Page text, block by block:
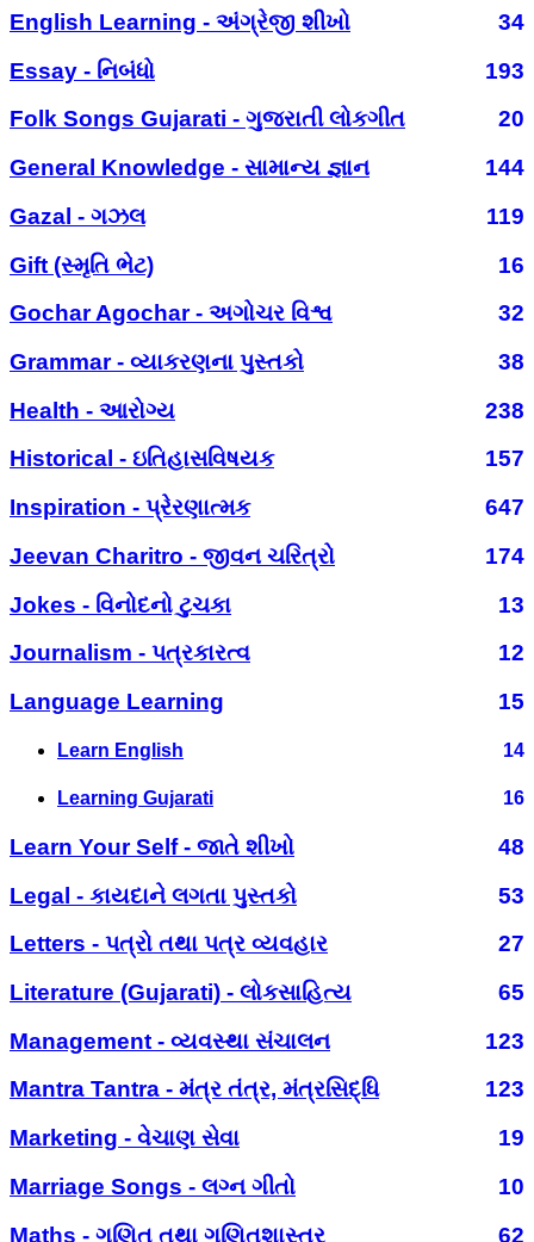
English Learning - અંગ્રેજી શીખો
34
Essay - નિબંધો
193
Folk Songs Gujarati - ગુજરાતી લોકગીત
20
General Knowledge - સામાન્ય જ્ઞાન
144
Gazal - ગઝલ
119
Gift (સ્મૃતિ ભેટ)
16
Gochar Agochar - અગોચર વિશ્વ
32
Grammar - વ્યાકરણના પુસ્તકો
38
Health - આરોગ્ય
238
Historical - ઇતિહાસવિષયક
157
Inspiration - પ્રેરણાત્મક
647
Jeevan Charitro - જીવન ચરિત્રો
174
Jokes - વિનોદનો ટુચકા
13
Journalism - પત્રકારત્વ
12
Language Learning
15
Learn English 14
Learning Gujarati 16
Learn Your Self - જાતે શીખો
48
Legal - કાયદાને લગતા પુસ્તકો
53
Letters - પત્રો તથા પત્ર વ્યવહાર
27
Literature (Gujarati) - લોકસાહિત્ય
65
Management - વ્યવસ્થા સંચાલન
123
Mantra Tantra - મંત્ર તંત્ર, મંત્રસિદ્ધિ
123
Marketing - વેચાણ સેવા
19
Marriage Songs - લગ્ન ગીતો
10
Maths - ગણિત તથા ગણિતશાસ્ત્ર
62